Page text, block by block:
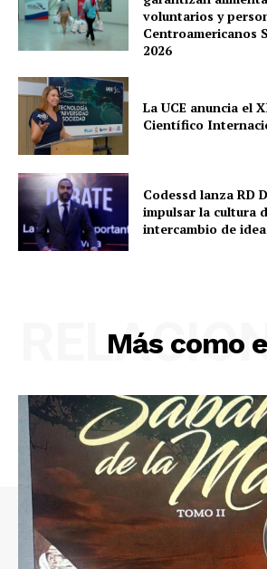
voluntarios y
Centroamericanos
2026
La UCE anuncia el
Científico
Codessd lanza RD
impulsar la cultura
intercambio de
Más como